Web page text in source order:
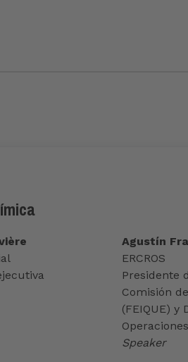
Agustín
ERCROS
Presidente
Comisión
(FEIQUE) y
Speaker